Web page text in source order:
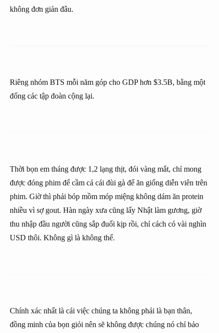
không đơn giản đâu.
Riêng nhóm BTS mỗi năm góp cho GDP hơn $3.5B, bằng một
đống các tập đoàn cộng lại.
Thời bọn em tháng được 1,2 lạng thịt, đói vàng mắt, chỉ mong
được đóng phim để cầm cả cái đùi gà để ăn giống diễn viên trên
phim. Giờ thì phải bóp mồm móp miệng không dám ăn protein
nhiều vì sợ gout. Hàn ngày xưa cũng lấy Nhật làm gương, giờ
thu nhập đầu người cũng sắp đuổi kịp rồi, chỉ cách có vài nghìn
USD thôi. Không gì là không thể.
Chính xác nhất là cái việc chúng ta không phải là bạn thân,
đồng minh của bọn giỏi nên sẽ không được chúng nó chỉ bảo